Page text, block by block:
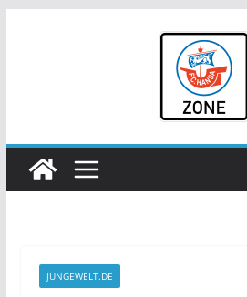
JUNGEWELT.DE